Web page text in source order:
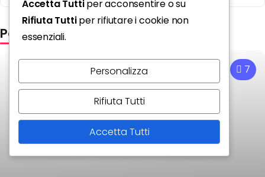
Potrebbe interessarti
7
Accetta Tuttiper acconsentire o su
Rifiuta Tuttiper rifiutare i cookie non
essenziali.
Personalizza
Rifiuta Tutti
Accetta Tutti